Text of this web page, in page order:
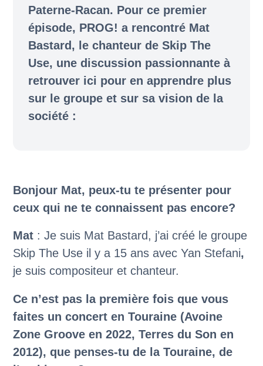
Paterne-Racan. Pour ce premier
épisode, PROG! a rencontré Mat
Bastard, le chanteur de Skip The
Use, une discussion passionnante à
retrouver ici pour en apprendre plus
sur le groupe et sur sa vision de la
société :
Bonjour Mat, peux-tu te présenter pour
ceux qui ne te connaissent pas encore?
Mat: Je suis Mat Bastard, j’ai créé le groupe
Skip The Use il y a 15 ans avec Yan Stefani,
je suis compositeur et chanteur.
Ce n’est pas la première fois que vous
faites un concert en Touraine (Avoine
Zone Groove en 2022, Terres du Son en
2012), que penses-tu de la Touraine, de